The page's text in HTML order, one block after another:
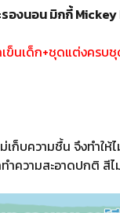
รองนอน มิกกี้ Mickey
ข็นเด็ก+ชุดแต่งครบ
เก็บความชื้น จึงทำใ
ำความสะอาดปกติ สี